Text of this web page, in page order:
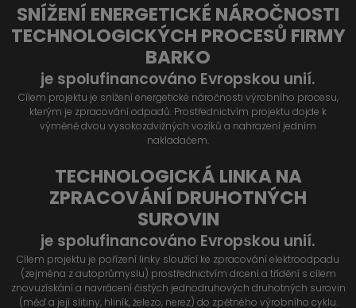
SNÍŽENÍ ENERGETICKÉ NÁROČNOSTI
TECHNOLOGICKÝCH PROCESŮ FIRMY
BARKO
je spolufinancováno Evropskou unií.
Cílem projektu je snížení energetické náročnosti výrobního procesu,
kterým je zpracování odpadů. Prostřednictvím projektu dojde k
výměně dvou vysokozdvižných vozíků a nahrazení jedním
nakladačem.
TECHNOLOGICKÁ LINKA NA
ZPRACOVÁNÍ DRUHOTNÝCH
SUROVIN
je spolufinancováno Evropskou unií.
Cílem projektu je pořízení linky sloužící ke zpracování elektroodpadu
(zejména z autoprůmyslu) prostřednictvím drcení a třídění s cílem
znovuzískání a navrácení čistých jednodruhových druhotných surovin
(měď a její slitiny, hliník, železo, nerez) do zpětného výrobního cyklu.